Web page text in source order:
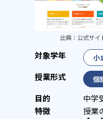
出典： 公式サイ
小
個
中学
授業